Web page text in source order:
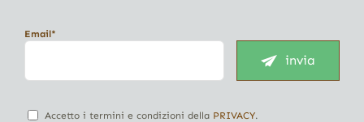
Email*
invia
Accetto i termini e condizioni della PRIVACY.